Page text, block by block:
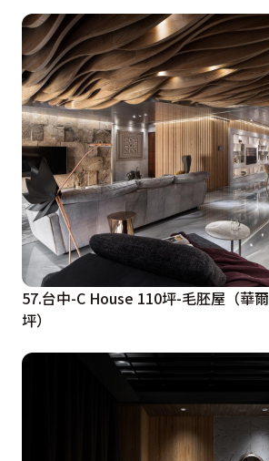
57.台中-C House 110坪-毛胚屋（華
坪）